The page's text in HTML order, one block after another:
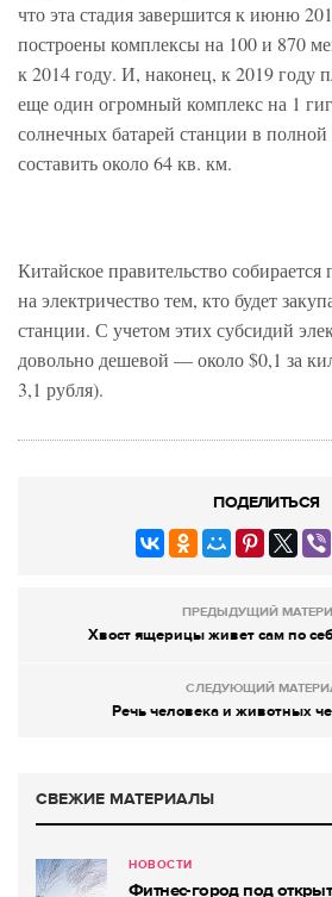
что эта стадия завершится к июню
построены комплексы на 100 и 870
к 2014 году. И, наконец, к 2019 году
еще один огромный комплекс на 1
солнечных батарей станции в
составить около 64 кв. км.
Китайское правительство собирается
на электричество тем, кто будет
станции. С учетом этих субсидий
довольно дешевой — около $0,1 за
3,1 рубля).
ПОДЕЛИТЬСЯ
ПРЕДЫДУЩИЙ
Хвост ящерицы живет сам по
СЛЕДУЮЩИЙ
Речь человека и животных
СВЕЖИЕ МАТЕРИАЛЫ
НОВОСТИ
Фитнес-город под